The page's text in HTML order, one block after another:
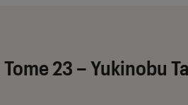
23 – Yukinobu